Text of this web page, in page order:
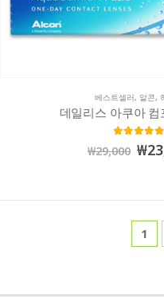
베스트셀러, 알콘,
데일리스 아쿠아 컴
out
₩29,000 ₩
1